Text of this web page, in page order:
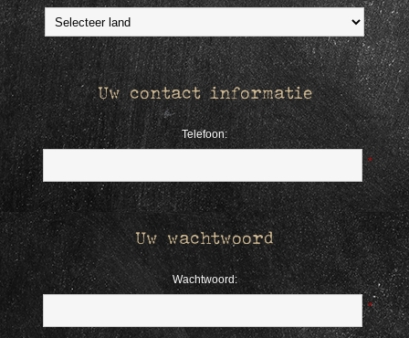
Uw contact informatie
Telefoon:
*
Uw wachtwoord
Wachtwoord:
*